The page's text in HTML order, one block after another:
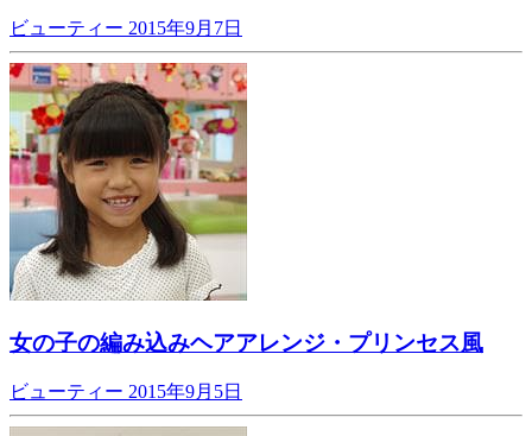
ビューティー 2015年9月7日
女の子の編み込みヘアアレンジ・プリンセス風
ビューティー 2015年9月5日